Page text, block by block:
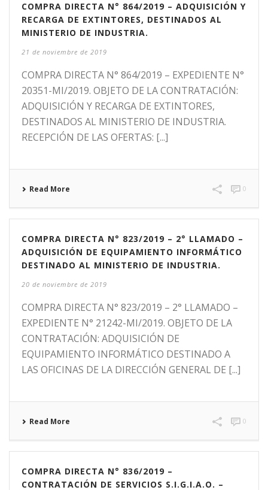
COMPRA DIRECTA N° 864/2019 – ADQUISICIÓN Y
RECARGA DE EXTINTORES, DESTINADOS AL
MINISTERIO DE INDUSTRIA.
21 de noviembre de 2019
COMPRA DIRECTA N° 864/2019 – EXPEDIENTE N°
20351-MI/2019. OBJETO DE LA CONTRATACIÓN:
ADQUISICIÓN Y RECARGA DE EXTINTORES,
DESTINADOS AL MINISTERIO DE INDUSTRIA.
RECEPCIÓN DE LAS OFERTAS: [...]
Read More 0
COMPRA DIRECTA N° 823/2019 – 2° LLAMADO –
ADQUISICIÓN DE EQUIPAMIENTO INFORMÁTICO
DESTINADO AL MINISTERIO DE INDUSTRIA.
20 de noviembre de 2019
COMPRA DIRECTA N° 823/2019 – 2° LLAMADO –
EXPEDIENTE N° 21242-MI/2019. OBJETO DE LA
CONTRATACIÓN: ADQUISICIÓN DE
EQUIPAMIENTO INFORMÁTICO DESTINADO A
LAS OFICINAS DE LA DIRECCIÓN GENERAL DE [...]
Read More 0
COMPRA DIRECTA N° 836/2019 –
CONTRATACIÓN DE SERVICIOS S.I.G.I.A.O. –